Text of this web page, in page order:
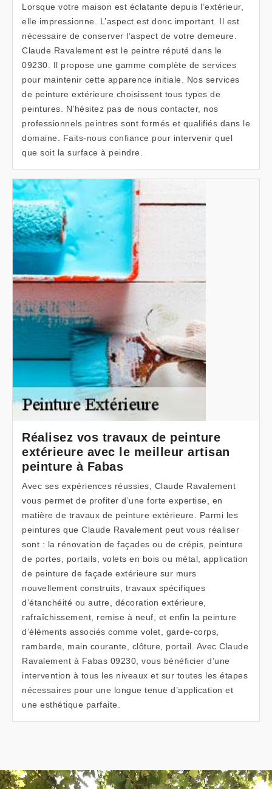
Lorsque votre maison est éclatante depuis l’extérieur,
elle impressionne. L’aspect est donc important. Il est
nécessaire de conserver l’aspect de votre demeure.
Claude Ravalement est le peintre réputé dans le
09230. Il propose une gamme complète de services
pour maintenir cette apparence initiale. Nos services
de peinture extérieure choisissent tous types de
peintures. N’hésitez pas de nous contacter, nos
professionnels peintres sont formés et qualifiés dans le
domaine. Faits-nous confiance pour intervenir quel
que soit la surface à peindre.
Réalisez vos travaux de peinture
extérieure avec le meilleur artisan
peinture à Fabas
Avec ses expériences réussies, Claude Ravalement
vous permet de profiter d’une forte expertise, en
matière de travaux de peinture extérieure. Parmi les
peintures que Claude Ravalement peut vous réaliser
sont : la rénovation de façades ou de crépis, peinture
de portes, portails, volets en bois ou métal, application
de peinture de façade extérieure sur murs
nouvellement construits, travaux spécifiques
d’étanchéité ou autre, décoration extérieure,
rafraîchissement, remise à neuf, et enfin la peinture
d’éléments associés comme volet, garde-corps,
rambarde, main courante, clôture, portail. Avec Claude
Ravalement à Fabas 09230, vous bénéficier d’une
intervention à tous les niveaux et sur toutes les étapes
nécessaires pour une longue tenue d’application et
une esthétique parfaite.